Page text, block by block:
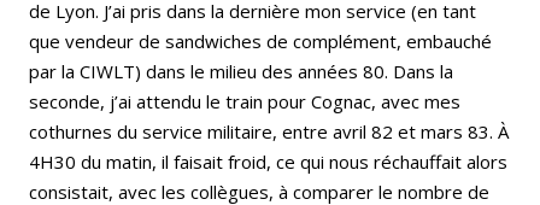
de Lyon. J’ai pris dans la dernière mon service (en tant
que vendeur de sandwiches de complément, embauché
par la CIWLT) dans le milieu des années 80. Dans la
seconde, j’ai attendu le train pour Cognac, avec mes
cothurnes du service militaire, entre avril 82 et mars 83. À
4H30 du matin, il faisait froid, ce qui nous réchauffait alors
consistait, avec les collègues, à comparer le nombre de